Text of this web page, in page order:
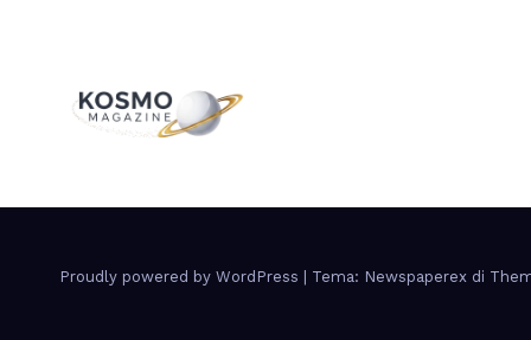
Proudly powered by WordPress Tema: Newspaperex di